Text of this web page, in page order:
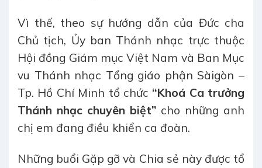
Vì thế, theo sự hướng dẫn của Đức cha
Chủ tịch, Ủy ban Thánh nhạc trực thuộc
Hội đồng Giám mục Việt Nam và Ban Mục
vu Thánh nhạc Tổng giáo phận Sàigòn –
Tp. Hồ Chí Minh tổ chức “Khoá Ca trưởng
Thánh nhạc chuyên biệt” cho những anh
chị em đang điều khiển ca đoàn.
Những buổi Gặp gỡ và Chia sẻ này được tổ